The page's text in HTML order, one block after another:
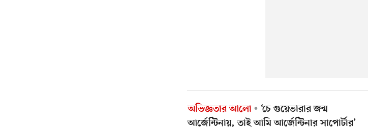
অভিজ্ঞতার আলো
‘চে গুয়েভারার জন্ম
আর্জেন্টিনায়, তাই আমি আর্জেন্টিনার সাপোর্টার’